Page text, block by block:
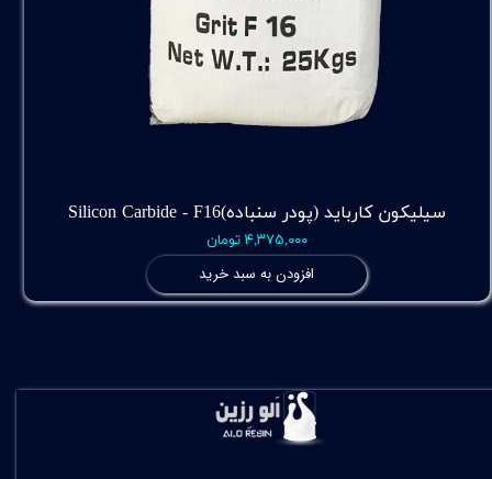
سیلیکون کارباید (پودر سنباده)Silicon Carbide - F16
۴,۳۷۵,۰۰۰ تومان
افزودن به سبد خرید